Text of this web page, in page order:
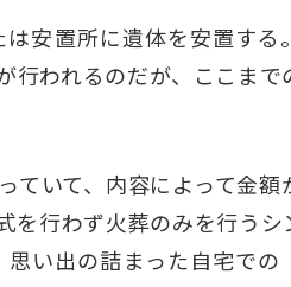
安置所に遺体を安置する
行われるのだが、ここまで
ていて、内容によって金額
を行わず火葬のみを行うシ
い出の詰まった自宅での